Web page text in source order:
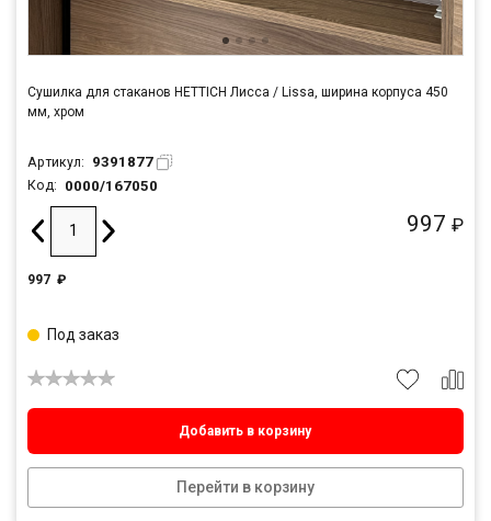
Сушилка для стаканов HETTICH Лисса / Lissa, ширина корпуса 450
мм, хром
Артикул: 9391877
Код: 0000/167050
997 ₽
997 ₽
Добавить в корзину
Перейти в корзину
Под заказ